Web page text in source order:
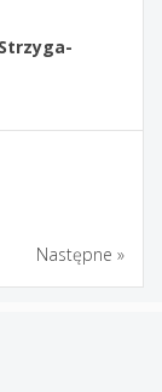
Następne »